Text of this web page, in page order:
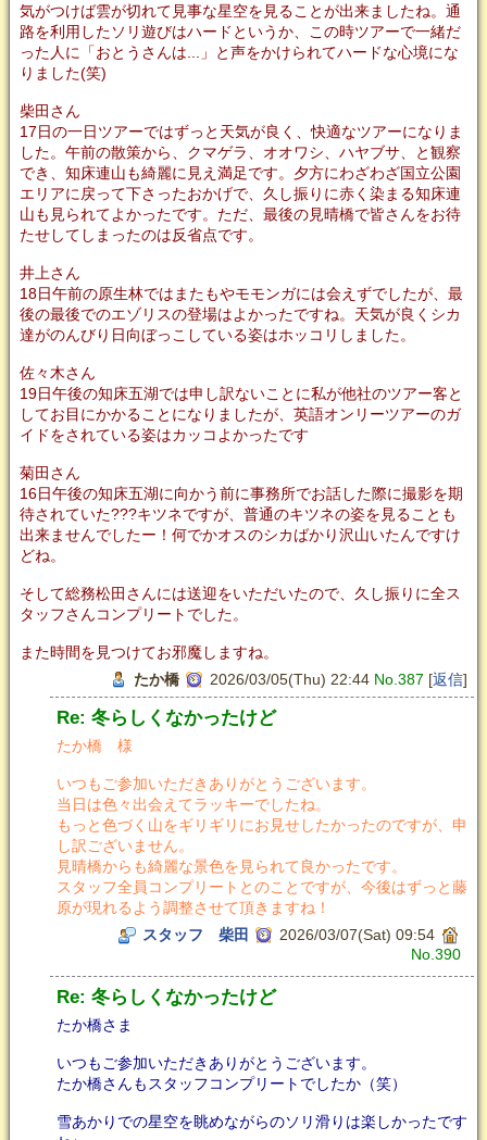
気がつけば雲が切れて見事な星空を見ることが出来ましたね。通
路を利用したソリ遊びはハードというか、この時ツアーで一緒だ
った人に「おとうさんは...」と声をかけられてハードな心境にな
りました(笑)
柴田さん
17日の一日ツアーではずっと天気が良く、快適なツアーになりま
した。午前の散策から、クマゲラ、オオワシ、ハヤブサ、と観察
でき、知床連山も綺麗に見え満足です。夕方にわざわざ国立公園
エリアに戻って下さったおかげで、久し振りに赤く染まる知床連
山も見られてよかったです。ただ、最後の見晴橋で皆さんをお待
たせしてしまったのは反省点です。
井上さん
18日午前の原生林ではまたもやモモンガには会えずでしたが、最
後の最後でのエゾリスの登場はよかったですね。天気が良くシカ
達がのんびり日向ぼっこしている姿はホッコリしました。
佐々木さん
19日午後の知床五湖では申し訳ないことに私が他社のツアー客と
してお目にかかることになりましたが、英語オンリーツアーのガ
イドをされている姿はカッコよかったです
菊田さん
16日午後の知床五湖に向かう前に事務所でお話した際に撮影を期
待されていた???キツネですが、普通のキツネの姿を見ることも
出来ませんでしたー！何でかオスのシカばかり沢山いたんですけ
どね。
そして総務松田さんには送迎をいただいたので、久し振りに全ス
タッフさんコンプリートでした。
また時間を見つけてお邪魔しますね。
たか橋
2026/03/05(Thu) 22:44 No.387 [返信]
Re: 冬らしくなかったけど
たか橋 様
いつもご参加いただきありがとうございます。
当日は色々出会えてラッキーでしたね。
もっと色づく山をギリギリにお見せしたかったのですが、申
し訳ございません。
見晴橋からも綺麗な景色を見られて良かったです。
スタッフ全員コンプリートとのことですが、今後はずっと藤
原が現れるよう調整させて頂きますね！
スタッフ 柴田
2026/03/07(Sat) 09:54
No.390
Re: 冬らしくなかったけど
たか橋さま
いつもご参加いただきありがとうございます。
たか橋さんもスタッフコンプリートでしたか（笑）
雪あかりでの星空を眺めながらのソリ滑りは楽しかったです